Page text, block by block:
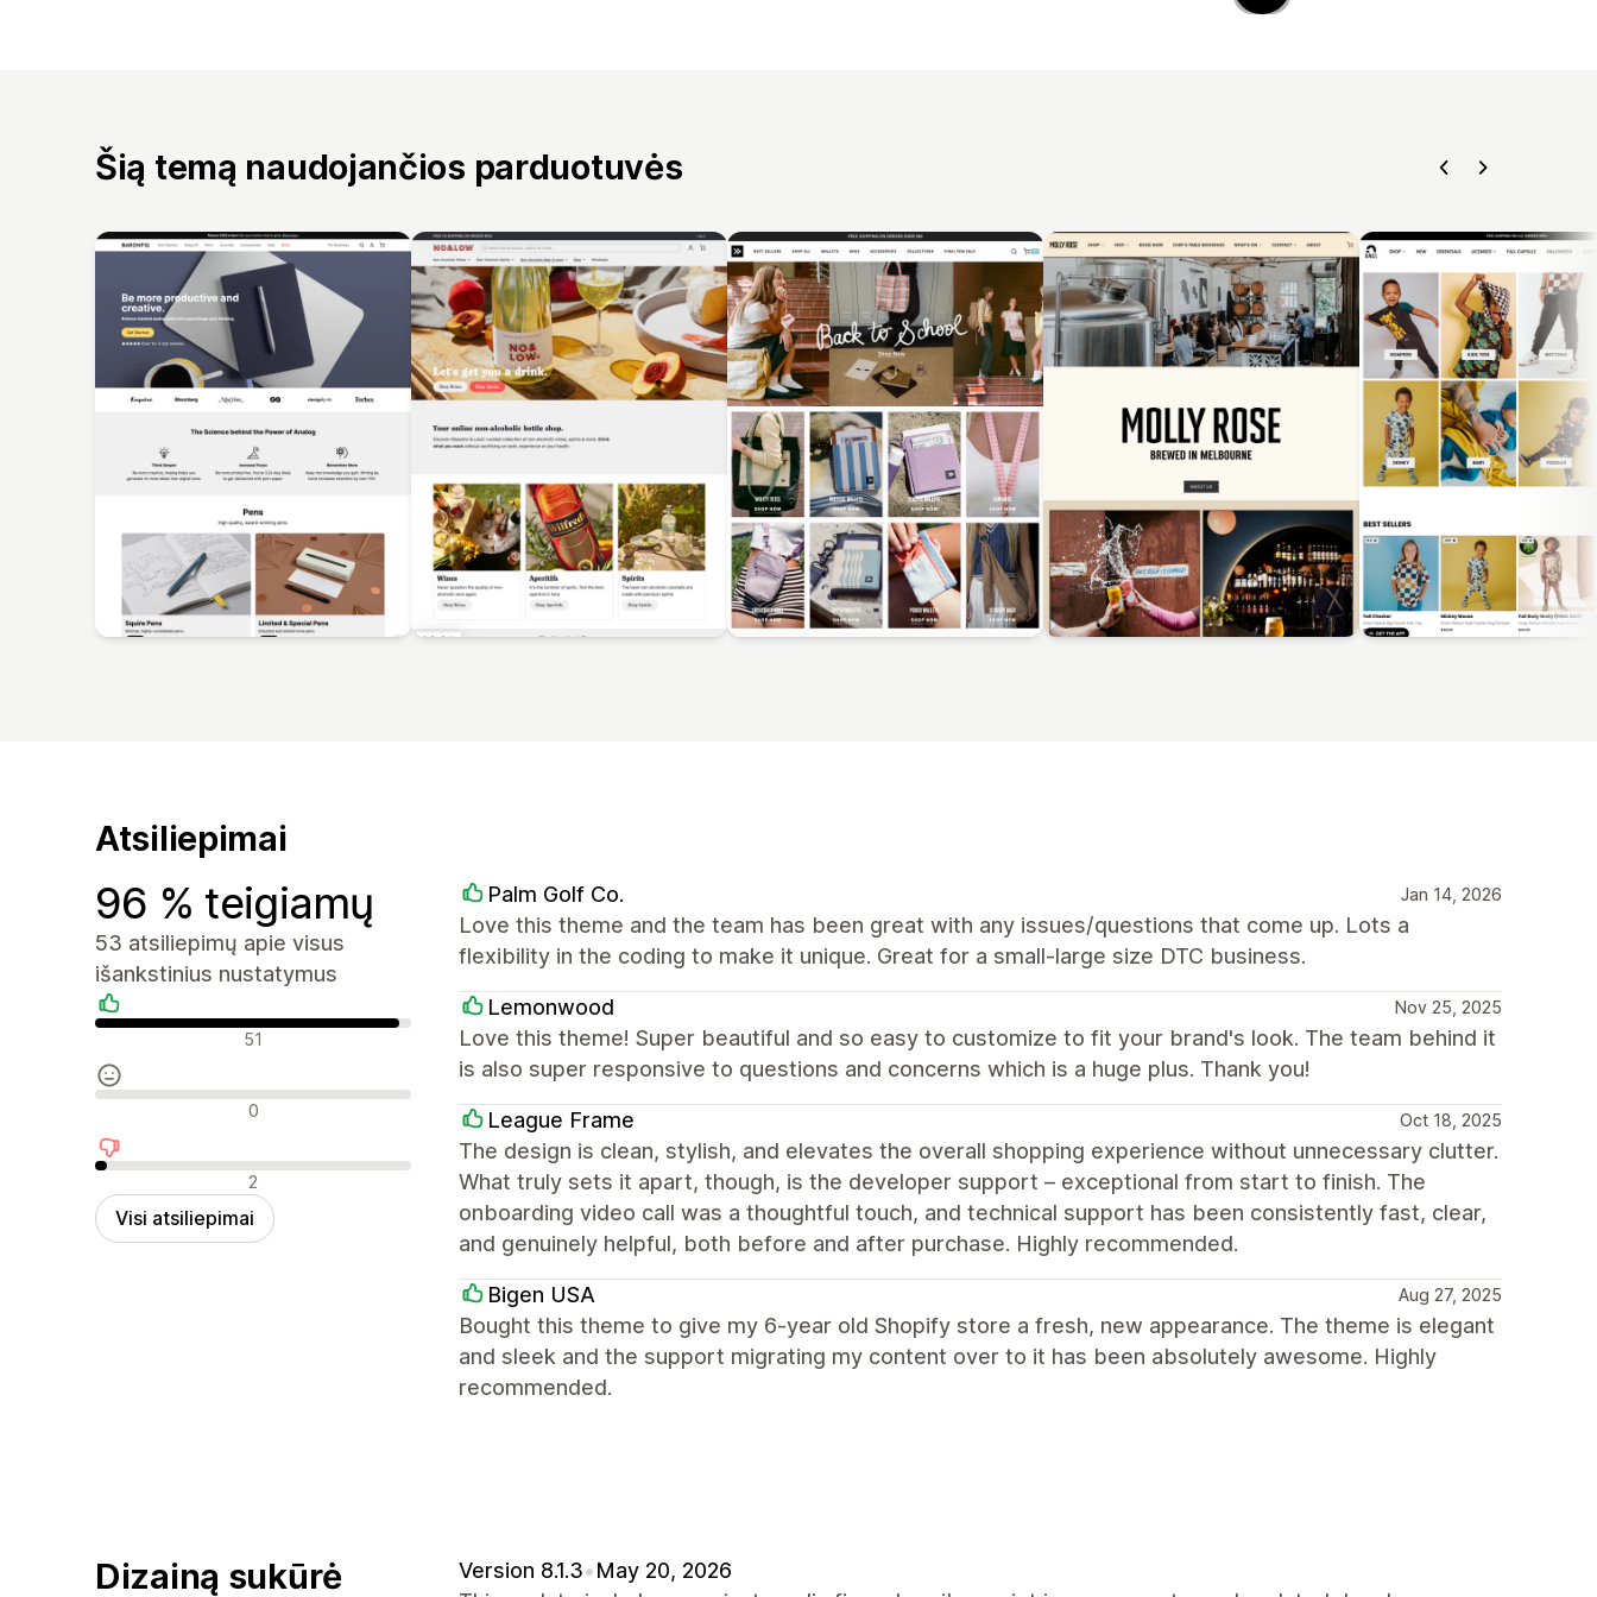
Šią temą naudojančios parduotuvės
Atsiliepimai
96 % teigiamų
53 atsiliepimų apie visus
išankstinius nustatymus
Teigiami atsiliepimai
51
Neutralūs atsiliepimai
0
Neigiami atsiliepimai
2
Visi atsiliepimai
Palm Golf Co. Jan 14, 2026
Love this theme and the team has been great with any issues/questions that come up. Lots a
flexibility in the coding to make it unique. Great for a small-large size DTC business.
Lemonwood Nov 25, 2025
Love this theme! Super beautiful and so easy to customize to fit your brand's look. The team behind it
is also super responsive to questions and concerns which is a huge plus. Thank you!
League Frame Oct 18, 2025
The design is clean, stylish, and elevates the overall shopping experience without unnecessary clutter.
What truly sets it apart, though, is the developer support – exceptional from start to finish. The
onboarding video call was a thoughtful touch, and technical support has been consistently fast, clear,
and genuinely helpful, both before and after purchase. Highly recommended.
Bigen USA Aug 27, 2025
Bought this theme to give my 6-year old Shopify store a fresh, new appearance. The theme is elegant
and sleek and the support migrating my content over to it has been absolutely awesome. Highly
recommended.
Dizainą sukūrė Version 8.1.3•May 20, 2026